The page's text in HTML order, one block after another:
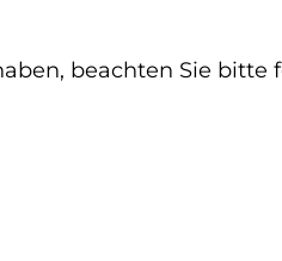
beachten Sie bitte